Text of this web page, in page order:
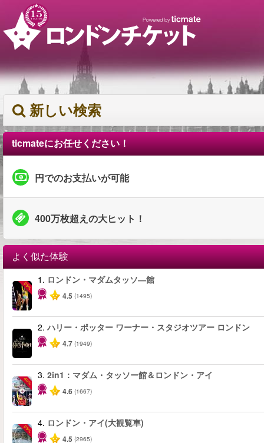
新しい検索
ticmateにお任せください！
円でのお支払いが可能
400万枚超えの大ヒット！
よく似た体験
-25%
1. ロンドン・マダムタッソ―館
4.5 (1495)
2. ハリー・ポッター ワーナー・スタジオツアー ロンドン
4.7 (1949)
-40%
3. 2in1：マダム・タッソー館＆ロンドン・アイ
4.6 (1667)
-25%
4. ロンドン・アイ(大観覧車)
4.5 (2965)